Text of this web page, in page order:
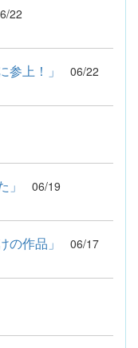
22
参上！」 06/22
」 06/19
の作品」 06/17